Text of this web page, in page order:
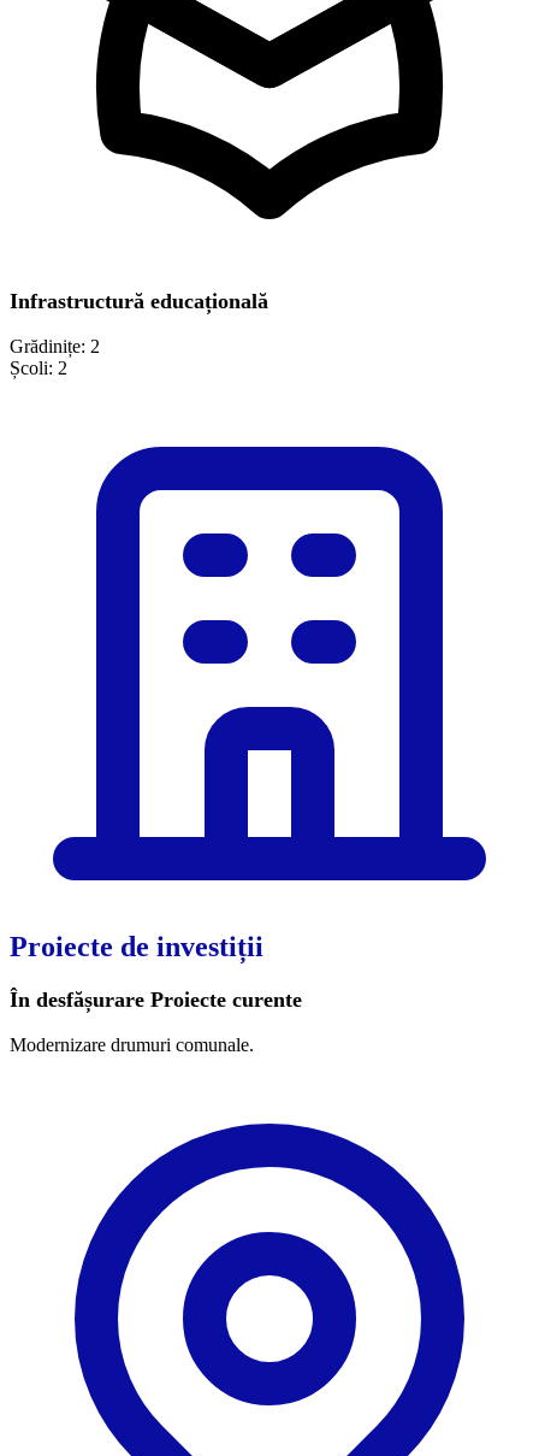
Infrastructură educațională
Grădinițe: 2
Școli: 2
Proiecte de investiții
În desfășurare Proiecte curente
Modernizare drumuri comunale.